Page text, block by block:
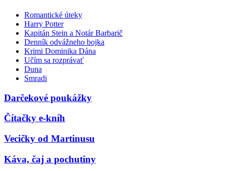
Romantické úteky
Harry Potter
Kapitán Stein a Notár Barbarič
Denník odvážneho bojka
Krimi Dominika Dána
Učím sa rozprávať
Duna
Smradi
Darčekové poukážky
Čítačky e-kníh
Vecičky od Martinusu
Káva, čaj a pochutiny